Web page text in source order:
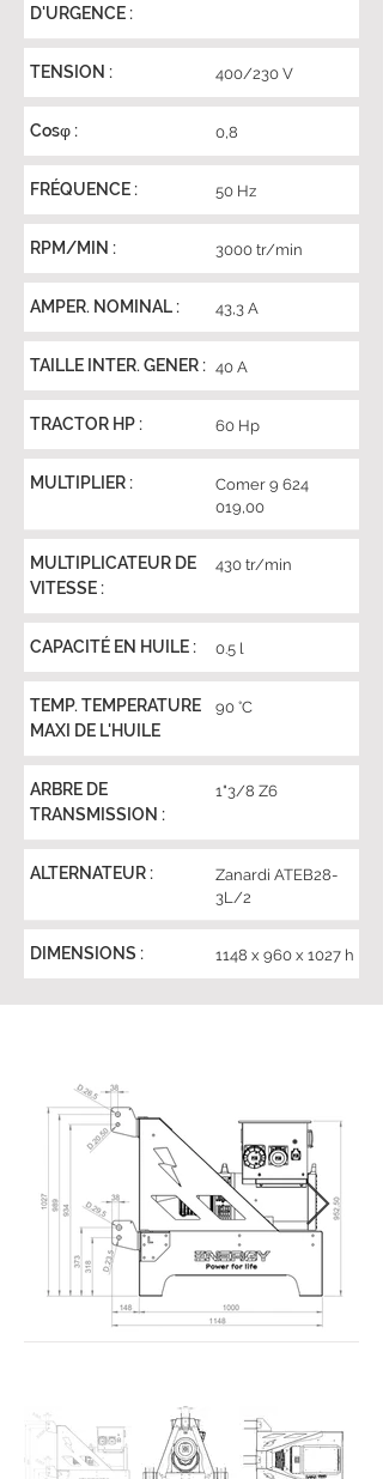
D'URGENCE :
TENSION : 400/230 V
Cosφ : 0,8
FRÉQUENCE : 50 Hz
RPM/MIN : 3000 tr/min
AMPER. NOMINAL : 43,3 A
TAILLE INTER. GENER : 40 A
TRACTOR HP : 60 Hp
MULTIPLIER : Comer 9 624
019,00
MULTIPLICATEUR DE
VITESSE :
430 tr/min
CAPACITÉ EN HUILE : 0.5 l
TEMP. TEMPERATURE
MAXI DE L'HUILE
90 °C
ARBRE DE
TRANSMISSION :
1"3/8 Z6
ALTERNATEUR :
Zanardi ATEB28-
3L/2
DIMENSIONS : 1148 x 960 x 1027 h